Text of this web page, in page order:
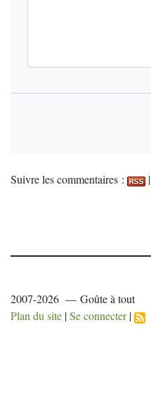
Suivre les commentaires : |
2007-2026 — Goûte à tout
Plan du site |Se connecter|